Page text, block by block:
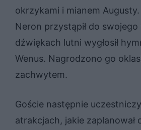
okrzykami i mianem
Neron przystąpił do
dźwiękach lutni wygłosił
Wenus. Nagrodzono go
zachwytem.
Goście następnie
atrakcjach, jakie zaplanował